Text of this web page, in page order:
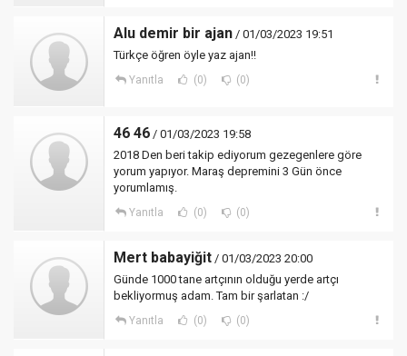
Alu demir bir ajan / 01/03/2023 19:51
Türkçe öğren öyle yaz ajan!!
Yanıtla (0) (0)
46 46 / 01/03/2023 19:58
2018 Den beri takip ediyorum gezegenlere göre
yorum yapıyor. Maraş depremini 3 Gün önce
yorumlamış.
Yanıtla (0) (0)
Mert babayiğit / 01/03/2023 20:00
Günde 1000 tane artçının olduğu yerde artçı
bekliyormuş adam. Tam bir şarlatan :/
Yanıtla (0) (0)